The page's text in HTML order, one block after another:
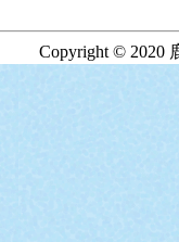
Copyright © 2020